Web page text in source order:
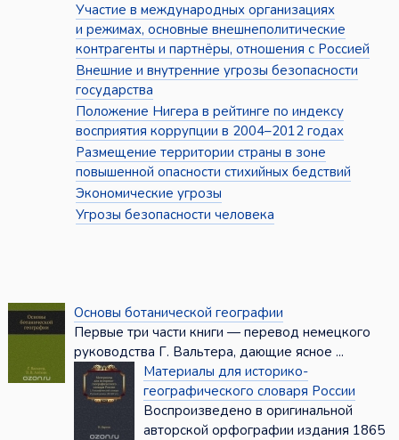
Участие в международных организациях
и режимах, основные внешнеполитические
контрагенты и партнёры, отношения с Россией
Внешние и внутренние угрозы безопасности
государства
Положение Нигера в рейтинге по индексу
восприятия коррупции в 2004–2012 годах
Размещение территории страны в зоне
повышенной опасности стихийных бедствий
Экономические угрозы
Угрозы безопасности человека
Основы ботанической географии
Первые три части книги — перевод немецкого
руководства Г. Вальтера, дающие ясное ...
Материалы для историко-
географического словаря России
Воспроизведено в оригинальной
авторской орфографии издания 1865